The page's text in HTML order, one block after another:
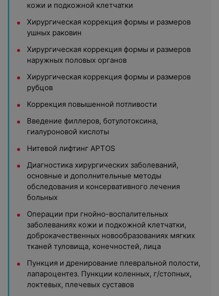
кожи и подкожной клетчатки
Хирургическая коррекция формы и размеров
ушных раковин
Хирургическая коррекция формы и размеров
наружных половых органов
Хирургическая коррекция формы и размеров
рубцов
Коррекция повышенной потливости
Введение филлеров, ботулотоксина,
гиалуроновой кислоты
Нитевой лифтинг APTOS
Диагностика хирургических заболеваний,
основные и дополнительные методы
обследования и консервативного лечения
больных
Операции при гнойно-воспалительных
заболеваниях кожи и подкожной клетчатки,
доброкачественных новообразованиях мягких
тканей туловища, конечностей, лица
Пункция и дренирование плевральной полости,
лапароцентез. Пункции коленных, г/стопных,
локтевых, плечевых суставов